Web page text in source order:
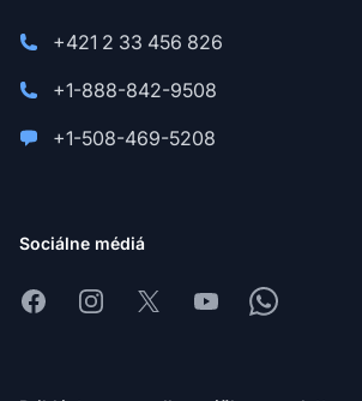
+421 2 33 456 826
+1-888-842-9508
+1-508-469-5208
Sociálne médiá
FacebookInstagram
X YoutubeWhatsapp